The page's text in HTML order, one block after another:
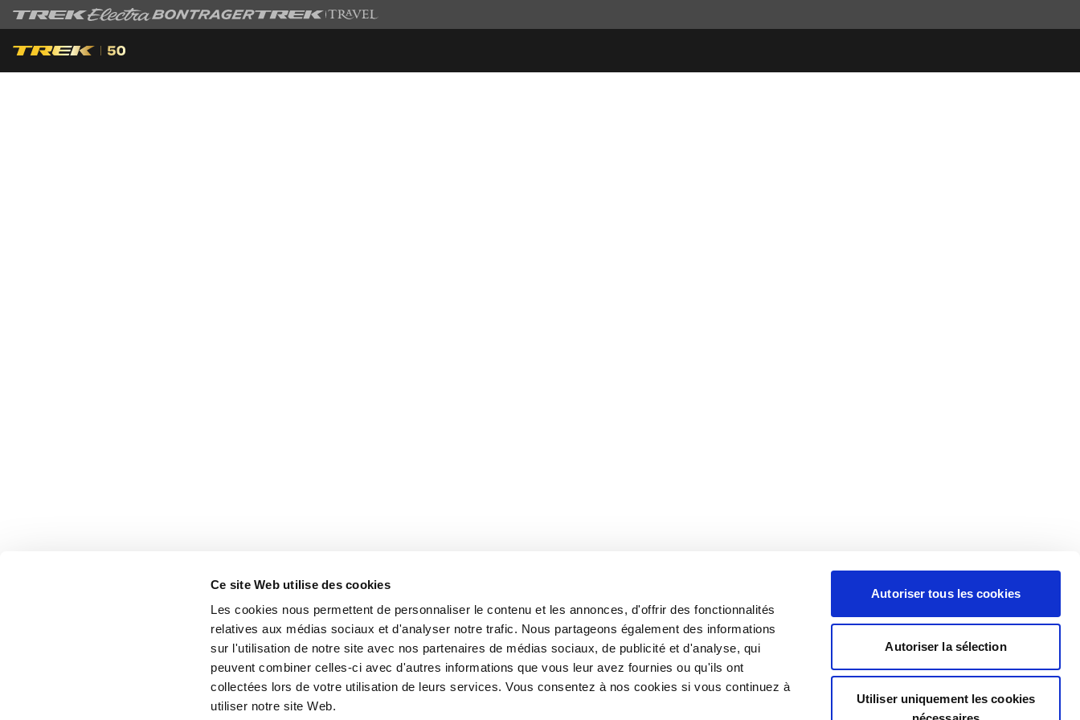
Ce site Web utilise des cookies
Les cookies nous permettent de personnaliser le contenu et les annonces, d'offrir des fonctionnalités
relatives aux médias sociaux et d'analyser notre trafic. Nous partageons également des informations
sur l'utilisation de notre site avec nos partenaires de médias sociaux, de publicité et d'analyse, qui
peuvent combiner celles-ci avec d'autres informations que vous leur avez fournies ou qu'ils ont
collectées lors de votre utilisation de leurs services. Vous consentez à nos cookies si vous continuez à
utiliser notre site Web.
Autoriser tous les cookies
Autoriser la sélection
Utiliser uniquement les cookies